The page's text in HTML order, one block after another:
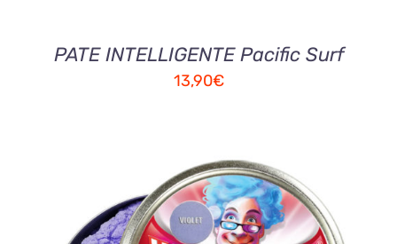
PATE INTELLIGENTE Pacific Surf
13,90€